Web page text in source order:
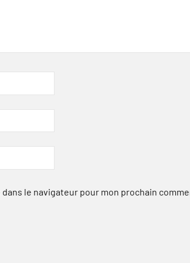
le navigateur pour mon prochain